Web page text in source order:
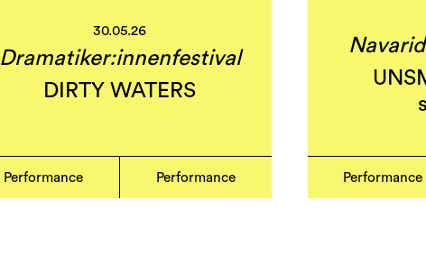
30.05.26
Dramatiker:innenfestival
DIRTY WATERS
Performance Performance Performance